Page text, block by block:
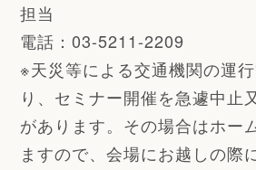
担当
電話：03-5211-2209
※天災等による交通機関の運
り、セミナー開催を急遽中止
があります。その場合はホー
ますので、会場にお越しの際